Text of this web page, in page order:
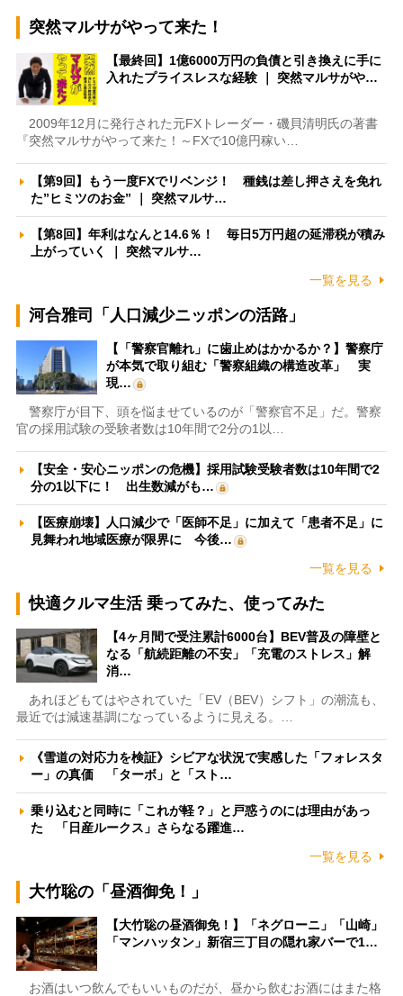
突然マルサがやって来た！
【最終回】1億6000万円の負債と引き換えに手に
入れたプライスレスな経験 ｜ 突然マルサがや…
2009年12月に発行された元FXトレーダー・磯貝清明氏の著書
『突然マルサがやって来た！～FXで10億円稼い…
【第9回】もう一度FXでリベンジ！ 種銭は差し押さえを免れ
た”ヒミツのお金” ｜ 突然マルサ…
【第8回】年利はなんと14.6％！ 毎日5万円超の延滞税が積み
上がっていく ｜ 突然マルサ…
一覧を見る
河合雅司「人口減少ニッポンの活路」
【「警察官離れ」に歯止めはかかるか？】警察庁
が本気で取り組む「警察組織の構造改革」 実
現…
警察庁が目下、頭を悩ませているのが「警察官不足」だ。警察
官の採用試験の受験者数は10年間で2分の1以…
【安全・安心ニッポンの危機】採用試験受験者数は10年間で2
分の1以下に！ 出生数減がも…
【医療崩壊】人口減少で「医師不足」に加えて「患者不足」に
見舞われ地域医療が限界に 今後…
一覧を見る
快適クルマ生活 乗ってみた、使ってみた
【4ヶ月間で受注累計6000台】BEV普及の障壁と
なる「航続距離の不安」「充電のストレス」解
消…
あれほどもてはやされていた「EV（BEV）シフト」の潮流も、
最近では減速基調になっているように見える。…
《雪道の対応力を検証》シビアな状況で実感した「フォレスタ
ー」の真価 「ターボ」と「スト…
乗り込むと同時に「これが軽？」と戸惑うのには理由があっ
た 「日産ルークス」さらなる躍進…
一覧を見る
大竹聡の「昼酒御免！」
【大竹聡の昼酒御免！】「ネグローニ」「山崎」
「マンハッタン」新宿三丁目の隠れ家バーで1…
お酒はいつ飲んでもいいものだが、昼から飲むお酒にはまた格